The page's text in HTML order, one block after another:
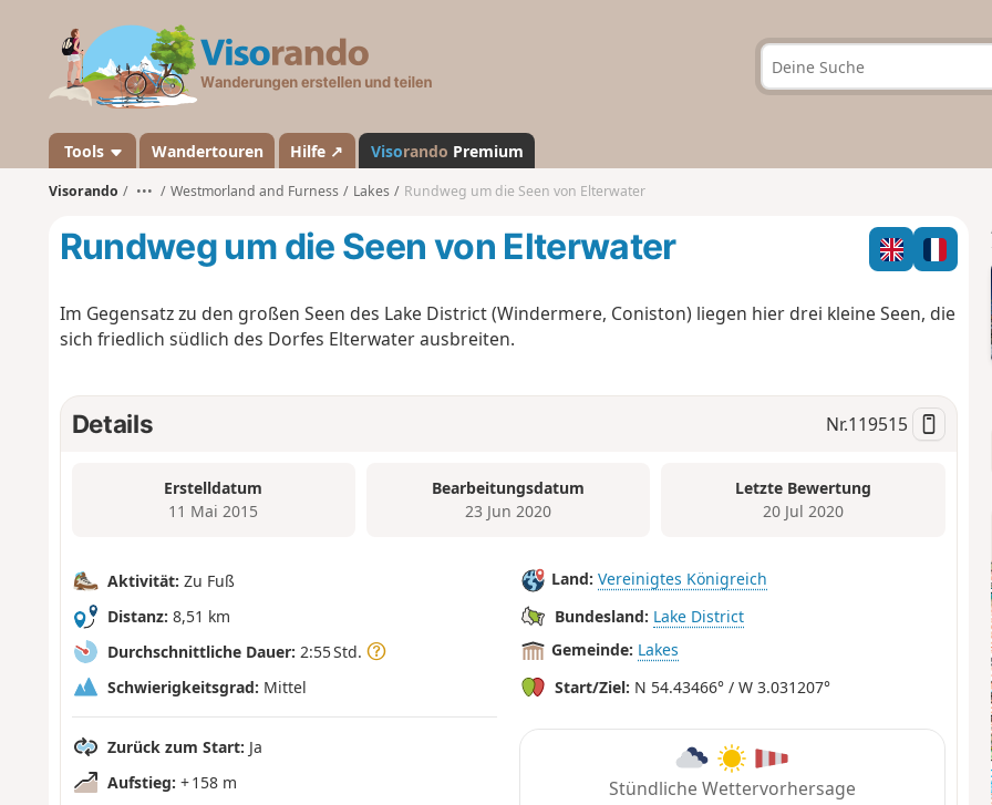
a
n
d
Tools Wandertouren Hilfe ↗ Visorando Premium
Visorando ••• Westmorland and Furness Lakes Rundweg um die Seen von Elterwater
Rundweg um die Seen von Elterwater
Im Gegensatz zu den großen Seen des Lake District (Windermere, Coniston) liegen hier drei kleine Seen, die
sich friedlich südlich des Dorfes Elterwater ausbreiten.
Details Nr.119515
Erstelldatum
11 Mai 2015
Bearbeitungsdatum
23 Jun 2020
Letzte Bewertung
20 Jul 2020
Aktivität: Zu Fuß
Distanz: 8,51 km
Durchschnittliche Dauer: 2:55 Std.
Schwierigkeitsgrad: Mittel
Zurück zum Start: Ja
Aufstieg: + 158 m
Land: Vereinigtes Königreich
Bundesland: Lake District
Gemeinde: Lakes
Start/Ziel: N 54.43466° / W 3.031207°
Stündliche Wettervorhersage